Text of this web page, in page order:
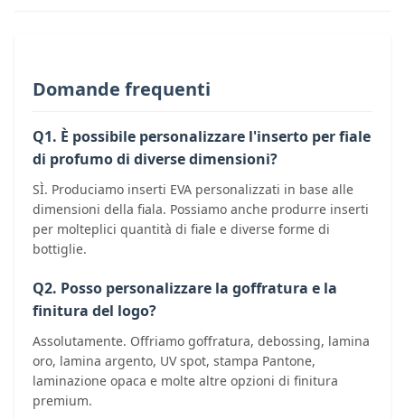
Domande frequenti
Q1. È possibile personalizzare l'inserto per fiale
di profumo di diverse dimensioni?
SÌ. Produciamo inserti EVA personalizzati in base alle
dimensioni della fiala. Possiamo anche produrre inserti
per molteplici quantità di fiale e diverse forme di
bottiglie.
Q2. Posso personalizzare la goffratura e la
finitura del logo?
Assolutamente. Offriamo goffratura, debossing, lamina
oro, lamina argento, UV spot, stampa Pantone,
laminazione opaca e molte altre opzioni di finitura
premium.